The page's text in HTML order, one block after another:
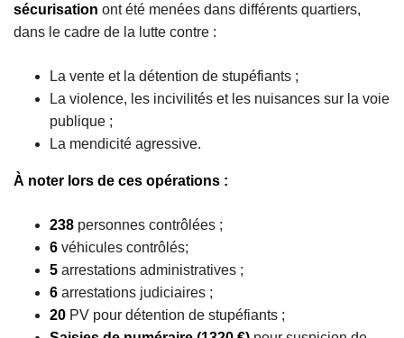
sécurisation ont été menées dans différents quartiers,
dans le cadre de la lutte contre :
La vente et la détention de stupéfiants ;
La violence, les incivilités et les nuisances sur la voie
publique ;
La mendicité agressive.
À noter lors de ces opérations :
238 personnes contrôlées ;
6 véhicules contrôlés;
5 arrestations administratives ;
6 arrestations judiciaires ;
20 PV pour détention de stupéfiants ;